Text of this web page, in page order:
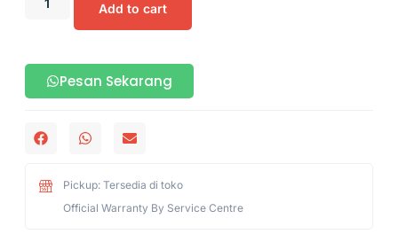
Add to cart
Pesan Sekarang
Pickup: Tersedia di toko
Official Warranty By Service Centre